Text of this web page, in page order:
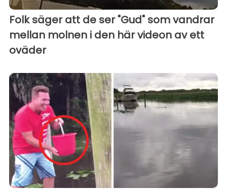
Folk säger att de ser "Gud" som vandrar
mellan molnen i den här videon av ett
oväder